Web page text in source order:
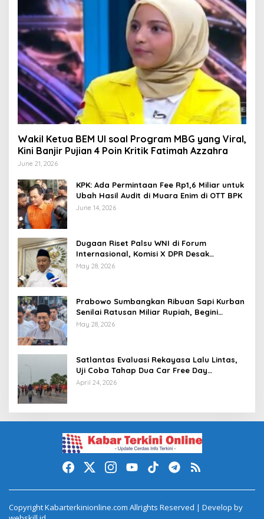
Wakil Ketua BEM UI soal Program MBG yang Viral,
Kini Banjir Pujian 4 Poin Kritik Fatimah Azzahra
June 21, 2026
KPK: Ada Permintaan Fee Rp1,6 Miliar untuk
Ubah Hasil Audit di Muara Enim di OTT BPK
June 14, 2026
Dugaan Riset Palsu WNI di Forum
Internasional, Komisi X DPR Desak
Investigasi dan Penegakan Sanksi Etik
May 28, 2026
Prabowo Sumbangkan Ribuan Sapi Kurban
Senilai Ratusan Miliar Rupiah, Begini
Tanggapan Menkeu Purbaya
May 28, 2026
Satlantas Evaluasi Rekayasa Lalu Lintas,
Uji Coba Tahap Dua Car Free Day
Palembang Diundur
April 24, 2026
Copyright Kabarterkinionline.com Allrights Reserved | Develop by